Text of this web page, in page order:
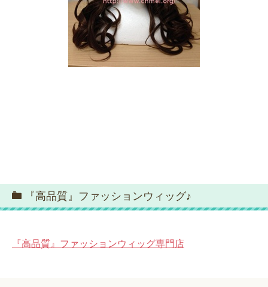
『高品質』ファッションウィッグ♪
『高品質』ファッションウィッグ専門店